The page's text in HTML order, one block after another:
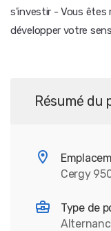
s'investir - Vous êtes
développer votre
Résumé du
Cergy
Type de